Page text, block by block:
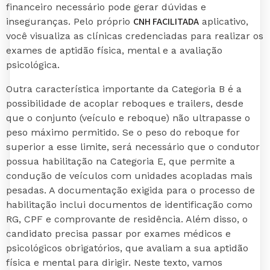
financeiro necessário pode gerar dúvidas e
inseguranças. Pelo próprio CNH FACILITADA aplicativo,
você visualiza as clínicas credenciadas para realizar os
exames de aptidão física, mental e a avaliação
psicológica.
Outra característica importante da Categoria B é a
possibilidade de acoplar reboques e trailers, desde
que o conjunto (veículo e reboque) não ultrapasse o
peso máximo permitido. Se o peso do reboque for
superior a esse limite, será necessário que o condutor
possua habilitação na Categoria E, que permite a
condução de veículos com unidades acopladas mais
pesadas. A documentação exigida para o processo de
habilitação inclui documentos de identificação como
RG, CPF e comprovante de residência. Além disso, o
candidato precisa passar por exames médicos e
psicológicos obrigatórios, que avaliam a sua aptidão
física e mental para dirigir. Neste texto, vamos